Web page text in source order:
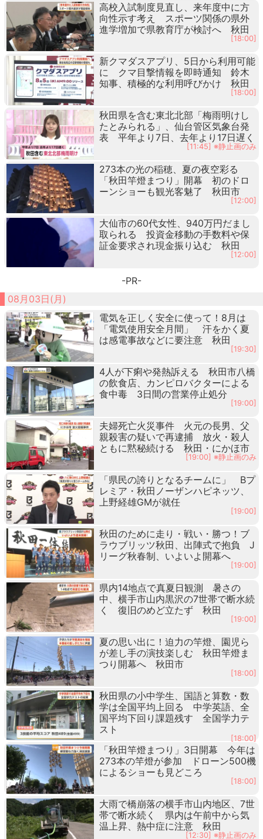
高校入試制度見直し、来年度中に方
向性示す考え スポーツ関係の県外
進学増加で県教育庁が検討へ 秋田
[18:00]
新クマダスアプリ、5日から利用可能
に クマ目撃情報を即時通知 鈴木
知事、積極的な利用呼びかけ 秋田
[18:00]
秋田県を含む東北北部「梅雨明けし
たとみられる」、仙台管区気象台発
表 平年より7日、去年より17日遅く
[11:45] ※静止画のみ
273本の光の稲穂、夏の夜空彩る
「秋田竿燈まつり」開幕 初のドロ
ーンショーも観光客魅了 秋田市
[12:00]
大仙市の60代女性、940万円だまし
取られる 投資金移動の手数料や保
証金要求され現金振り込む 秋田
[12:00]
-PR-
08月03日(月)
電気を正しく安全に使って！8月は
「電気使用安全月間」 汗をかく夏
は感電事故などに要注意 秋田
[19:30]
4人が下痢や発熱訴える 秋田市八橋
の飲食店、カンピロバクターによる
食中毒 3日間の営業停止処分
[19:00]
夫婦死亡火災事件 火元の長男、父
親殺害の疑いで再逮捕 放火・殺人
ともに黙秘続ける 秋田・にかほ市
[19:00] ※静止画のみ
「県民の誇りとなるチームに」 Bプ
レミア・秋田ノーザンハピネッツ、
上野経雄GMが就任
[19:00]
秋田のために走り・戦い・勝つ！ブ
ラウブリッツ秋田、出陣式で抱負 J
リーグ秋春制、いよいよ開幕へ
[19:00]
県内14地点で真夏日観測 暑さの
中、横手市山内黒沢の7世帯で断水続
く 復旧のめど立たず 秋田
[19:00]
夏の思い出に！迫力の竿燈、園児ら
が差し手の演技楽しむ 秋田竿燈ま
つり開幕へ 秋田市
[18:00]
秋田県の小中学生、国語と算数・数
学は全国平均上回る 中学英語、全
国平均下回り課題残す 全国学力テ
スト
[18:00]
「秋田竿燈まつり」3日開幕 今年は
273本の竿燈が参加 ドローン500機
によるショーも見どころ
[18:00]
大雨で橋崩落の横手市山内地区、7世
帯で断水続く 県内は午前中から気
温上昇、熱中症に注意 秋田
[12:30] ※静止画のみ